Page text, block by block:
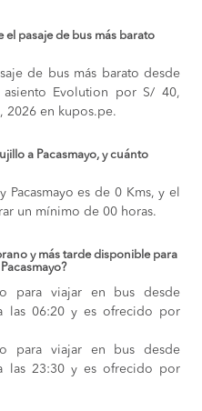
el pasaje de bus más barato
de bus más barato desde
asiento Evolution por S/ 40,
2026 en kupos.pe.
a Pacasmayo, y cuánto
Pacasmayo es de 0 Kms, y el
un mínimo de 00 horas.
y más tarde disponible para
para viajar en bus desde
las 06:20 y es ofrecido por
para viajar en bus desde
las 23:30 y es ofrecido por